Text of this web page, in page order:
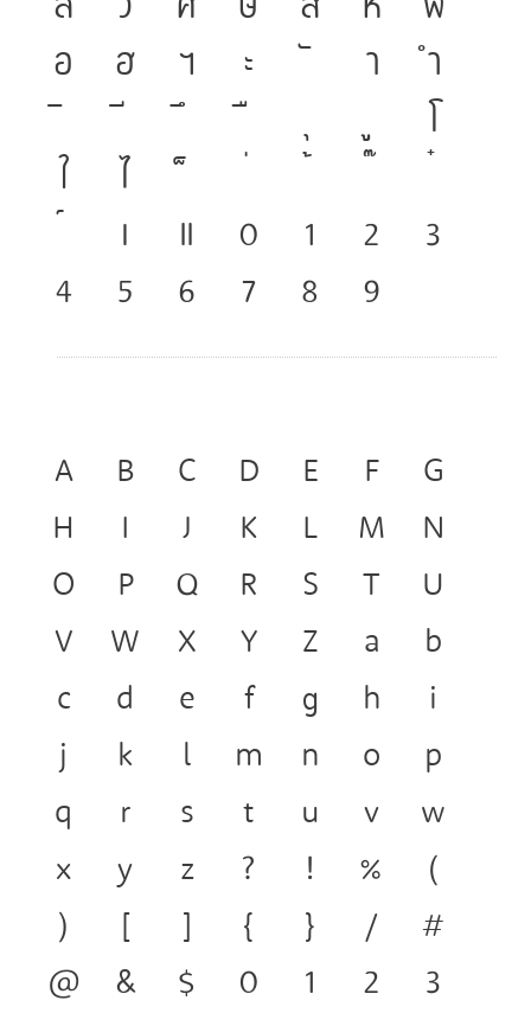
อ
ฮ ฯ ะ า
ำ
โ
ใ
ไ
เ
แ ๐ ๑ ๒
๓
๔
๕ ๖ ๗ ๘ ๙
A B C D E F
G
H
I J K L M
N
O
P Q R S T
U
V
W X Y Z a
b
c
d e f g h
i
j
k l m n o
p
q
r s t u v
w
x
y z ? ! %
(
)
[ ] { } /
#
@
& $ 0 1 2
3